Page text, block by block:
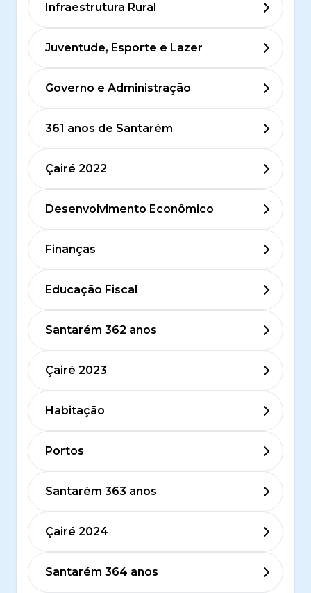
Infraestrutura Rural
Juventude, Esporte e Lazer
Governo e Administração
361 anos de Santarém
Çairé 2022
Desenvolvimento Econômico
Finanças
Educação Fiscal
Santarém 362 anos
Çairé 2023
Habitação
Portos
Santarém 363 anos
Çairé 2024
Santarém 364 anos